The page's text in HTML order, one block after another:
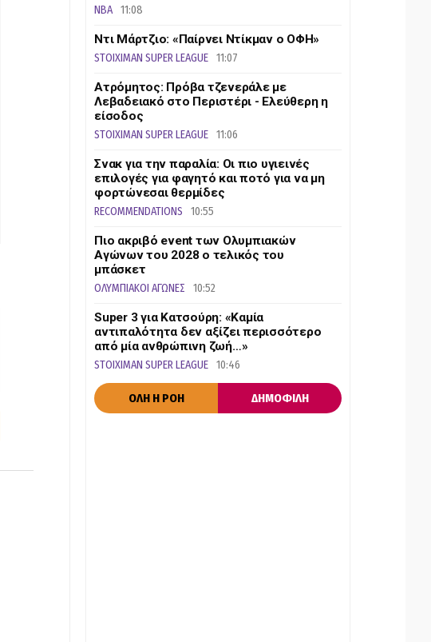
NBA 11:08
Ντι Μάρτζιο: «Παίρνει Ντίκμαν ο ΟΦΗ»
STOIXIMAN SUPER LEAGUE 11:07
Ατρόμητος: Πρόβα τζενεράλε με
Λεβαδειακό στο Περιστέρι - Ελεύθερη η
είσοδος
STOIXIMAN SUPER LEAGUE 11:06
Σνακ για την παραλία: Οι πιο υγιεινές
επιλογές για φαγητό και ποτό για να μη
φορτώνεσαι θερμίδες
RECOMMENDATIONS 10:55
Πιο ακριβό event των Ολυμπιακών
Αγώνων του 2028 ο τελικός του
μπάσκετ
ΟΛΥΜΠΙΑΚΟΙ ΑΓΩΝΕΣ 10:52
Super 3 για Κατσούρη: «Καμία
αντιπαλότητα δεν αξίζει περισσότερο
από μία ανθρώπινη ζωή…»
STOIXIMAN SUPER LEAGUE 10:46
ΟΛΗ Η ΡΟΗ ΔΗΜΟΦΙΛΗ